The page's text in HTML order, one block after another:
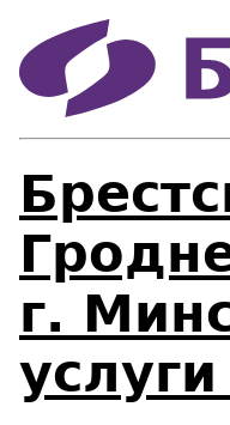
г.